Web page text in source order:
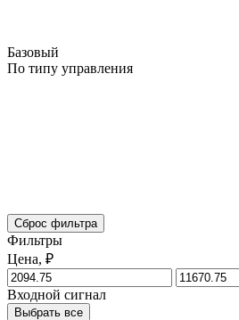
Базовый
По типу управления
Сброс фильтра
Фильтры
Цена, ₽
Входной сигнал
Выбрать все